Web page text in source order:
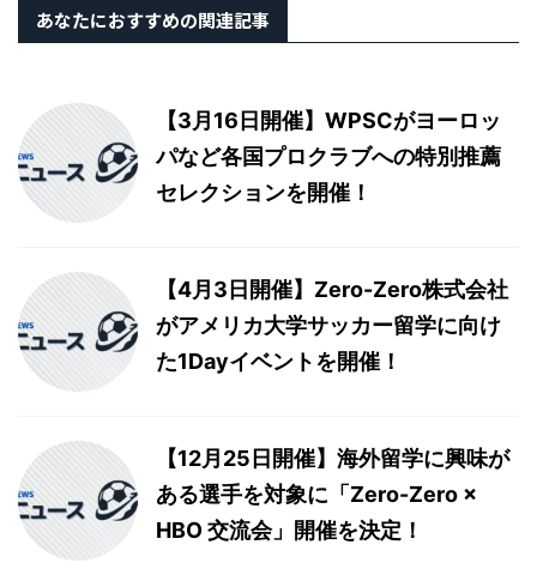
あなたにおすすめの関連記事
【3月16日開催】WPSCがヨーロッ
パなど各国プロクラブへの特別推薦
セレクションを開催！
【4月3日開催】Zero-Zero株式会社
がアメリカ大学サッカー留学に向け
た1Dayイベントを開催！
【12月25日開催】海外留学に興味が
ある選手を対象に「Zero-Zero ×
HBO 交流会」開催を決定！